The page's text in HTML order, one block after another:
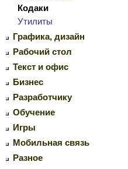
Кодаки
Утилиты
Графика, дизайн
Рабочий стол
Текст и офис
Бизнес
Разработчику
Обучение
Игры
Мобильная связь
Разное